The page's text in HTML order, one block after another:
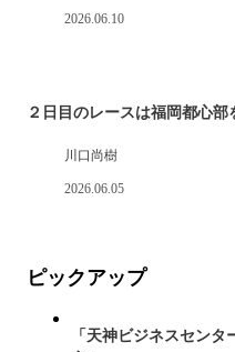
2026.06.10
２日目のレースは福岡都心部
川口尚樹
2026.06.05
ピックアップ
「天神ビジネスセン